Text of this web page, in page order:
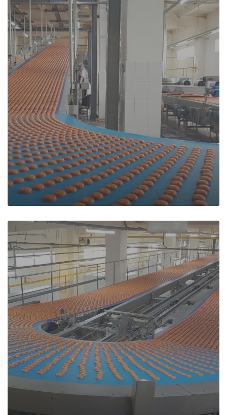
Convoyage
intelligent
Accumulateur en U